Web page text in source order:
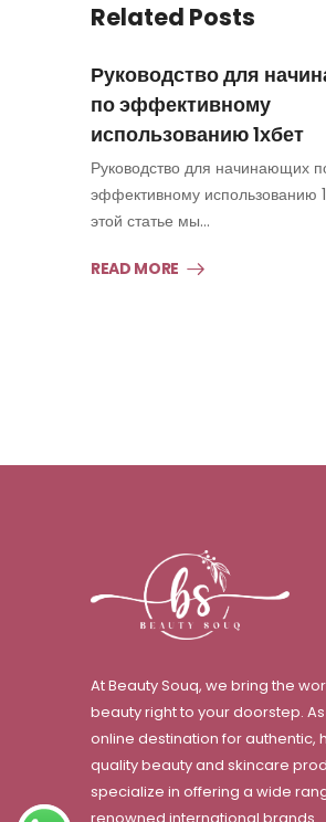
Related Posts
Руководство для
по эффективному
использованию 1хбет
Руководство для начинающих
эффективному использованию
этой статье мы…
READ MORE
At Beauty Souq, we bring the
beauty right to your doorstep.
online destination for authentic,
quality beauty and skincare
specialize in offering a wide